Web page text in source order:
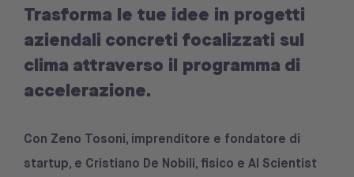
Trasforma le tue idee in progetti
aziendali concreti focalizzati sul
clima attraverso il programma di
accelerazione.
Con Zeno Tosoni, imprenditore e fondatore di
startup, e Cristiano De Nobili, fisico e AI Scientist